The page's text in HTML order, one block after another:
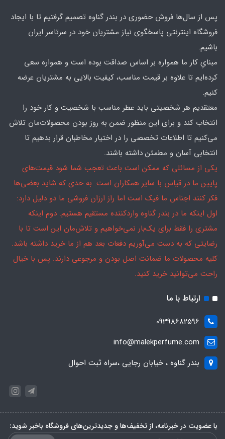
پس از سال‌ها فروش حضوری در بندر گناوه تصمیم گرفتیم تا با ایجاد
فروشگاه اینترنتی پاسخگوی نیاز مشتریان خود در سرتاسر ایران
باشیم.
مبنایِ کار ما همواره بر اساس صداقت بوده است و همواره سعی
کرده‌ایم تا علاوه بر قیمت مناسب، کیفیت بالایی به مشتریان عرضه
کنیم.
معتقدیم هر شخصیتی باید عطر مناسب با شخصیت و کار خود را
انتخاب کند و برای این منظور ضمن به روز بودن محصولات‌مان تلاش
می‌کنیم تا اطلاعات تخصصی را در اختیار مخاطبان قرار بدهیم تا
انتخابی آسان و مطمئن داشته باشند.
یکی از مسائلی که ممکن است باعث تعجب شما شود قیمت‌های
پایین ما در قیاس با سایر همکاران است. به حدی که شاید بعضی‌ها
فکر کنند اجناس ما فیک است اما راز ارزان فروشی ما دو دلیل دارد:
اول اینکه ما در بندر گناوه واردکننده مستقیم هستیم. دوم اینکه
مشتری را فقط برای یک‌بار نمی‌خواهیم و تلاش‌مان این است تا با
رضایتی که به دست می‌آوریم دفعات بعد هم از ما خرید داشته باشد.
کلیه محصولات ما ضمانت اصل بودن و مرجوعی دارند. پس با خیال
راحت می‌توانید خرید کنید.
ارتباط با ما
09398682596
info@malekperfume.com
بندر گناوه ، خیابان رجایی ،سراه ثبت احوال
با عضویت در خبرنامه، از تخفیف‌ها و جدیدترین‌های فروشگاه باخبر شوید: